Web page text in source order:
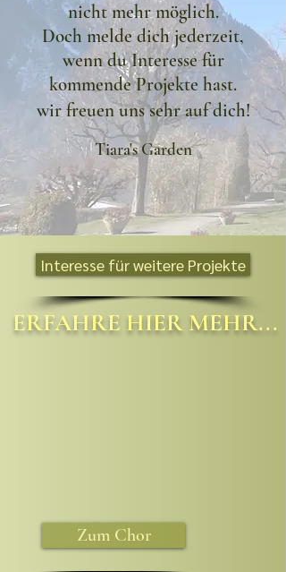
nicht mehr möglich.
Doch melde dich jederzeit,
wenn du Interesse für
kommende Projekte hast.
wir freuen uns sehr auf dich!
Tiara's Garden
Interesse für weitere Projekte
ERFAHRE HIER MEHR...
Zum Chor